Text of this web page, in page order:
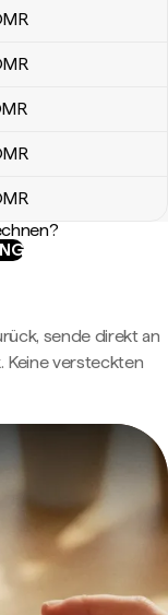
sende direkt an
Keine versteckten